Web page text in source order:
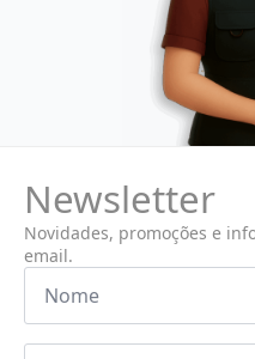
Newsletter
Novidades, promoções e
email.
Nome
Email